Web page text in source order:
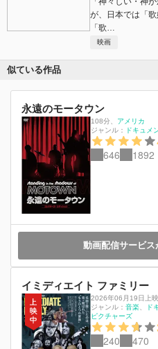
が、日本では「歌
「歌…
映画
似ている作品
永遠のモータウン
108分
アメリカ
ジャンル：
ドキュメ
646 1892
動画配信サービ
イミディエイト ファミリー
2026年06月19日上映
ジャンル： 音楽 ド
ピクチャーズ
240 470